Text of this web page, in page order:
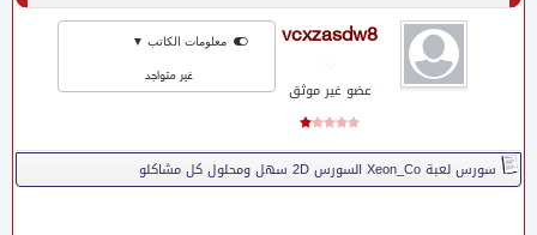
vcxzasdw8
عضو غير موثق
معلومات الكاتب ▼
غير متواجد
سورس لعبة Xeon_Co السورس 2D سهل ومحلول كل مشاكلو